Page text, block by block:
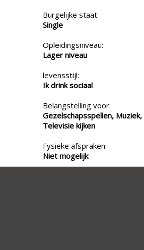
Burgelijke staat:
Single
Opleidingsniveau:
Lager niveau
levensstijl:
Ik drink sociaal
Belangstelling voor:
Gezelschapsspellen,
Televisie kijken
Fysieke afspraken:
Niet mogelijk